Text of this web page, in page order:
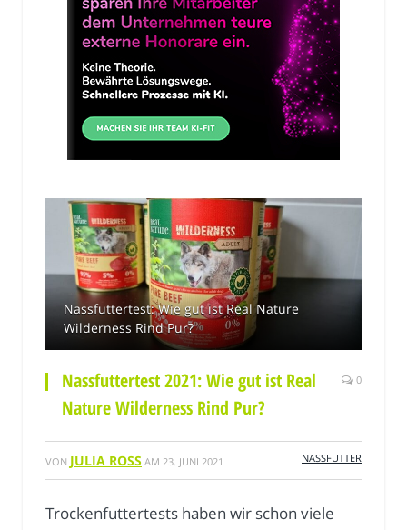
Nassfuttertest: Wie gut ist Real Nature
Wilderness Rind Pur?
Nassfuttertest 2021: Wie gut ist Real
Nature Wilderness Rind Pur?
0
VON JULIA ROSS AM 23. JUNI 2021 NASSFUTTER
Trockenfuttertests haben wir schon viele